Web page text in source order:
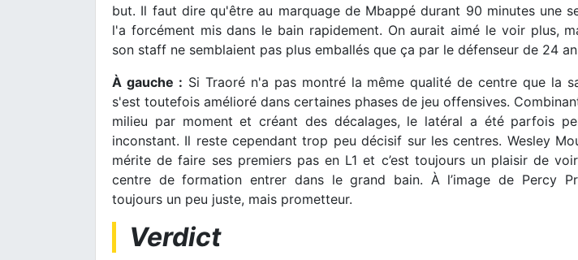
but. Il faut dire qu'être au marquage de Mbappé durant 90 minutes une
l'a forcément mis dans le bain rapidement. On aurait aimé le voir plus,
son staff ne semblaient pas plus emballés que ça par le défenseur de 24
À gauche : Si Traoré n'a pas montré la même qualité de centre que la
s'est toutefois amélioré dans certaines phases de jeu offensives.
milieu par moment et créant des décalages, le latéral a été parfois
inconstant. Il reste cependant trop peu décisif sur les centres. Wesley
mérite de faire ses premiers pas en L1 et c’est toujours un plaisir de
centre de formation entrer dans le grand bain. À l’image de Percy
toujours un peu juste, mais prometteur.
Verdict